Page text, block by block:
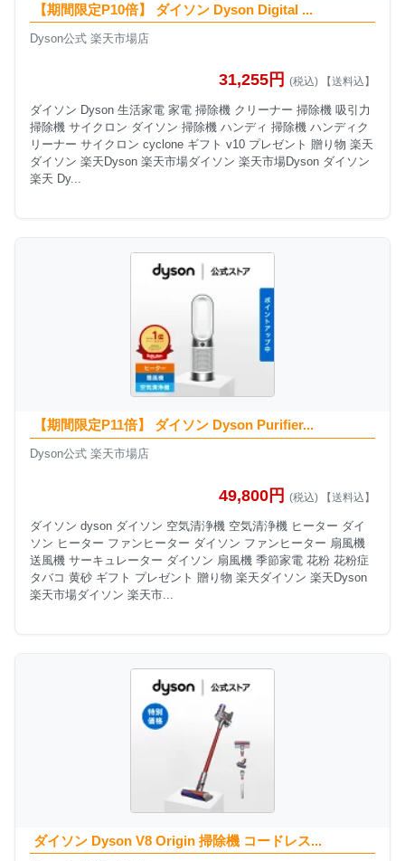
【期間限定P10倍】 ダイソン Dyson Digital ...
Dyson公式 楽天市場店
31,255円 (税込) 【送料込】
ダイソン Dyson 生活家電 家電 掃除機 クリーナー 掃除機 吸引力
掃除機 サイクロン ダイソン 掃除機 ハンディ 掃除機 ハンディク
リーナー サイクロン cyclone ギフト v10 プレゼント 贈り物 楽天
ダイソン 楽天Dyson 楽天市場ダイソン 楽天市場Dyson ダイソン
楽天 Dy...
【期間限定P11倍】 ダイソン Dyson Purifier...
Dyson公式 楽天市場店
49,800円 (税込) 【送料込】
ダイソン dyson ダイソン 空気清浄機 空気清浄機 ヒーター ダイ
ソン ヒーター ファンヒーター ダイソン ファンヒーター 扇風機
送風機 サーキュレーター ダイソン 扇風機 季節家電 花粉 花粉症
タバコ 黄砂 ギフト プレゼント 贈り物 楽天ダイソン 楽天Dyson
楽天市場ダイソン 楽天市...
ダイソン Dyson V8 Origin 掃除機 コードレス...